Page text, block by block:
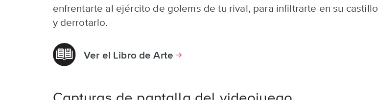
enfrentarte al ejército de golems de tu rival, para infiltrarte en su castillo
y derrotarlo.
Ver el Libro de Arte